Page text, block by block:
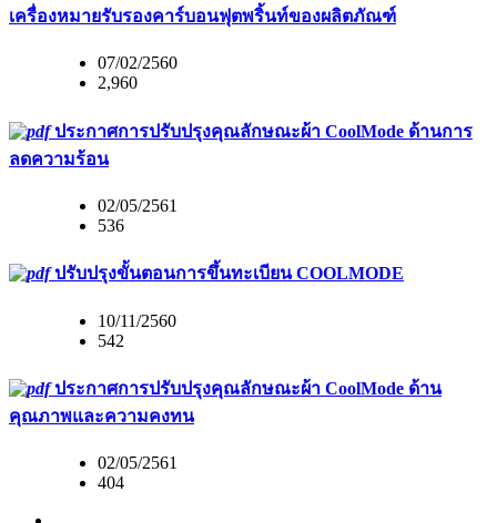
เครื่องหมายรับรองคาร์บอนฟุตพริ้นท์ของผลิตภัณฑ์
07/02/2560
2,960
ประกาศการปรับปรุงคุณลักษณะผ้า CoolMode ด้านการ
ลดความร้อน
02/05/2561
536
ปรับปรุงขั้นตอนการขึ้นทะเบียน COOLMODE
10/11/2560
542
ประกาศการปรับปรุงคุณลักษณะผ้า CoolMode ด้าน
คุณภาพและความคงทน
02/05/2561
404